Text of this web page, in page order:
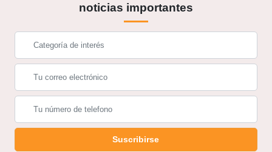
noticias importantes
Suscribirse